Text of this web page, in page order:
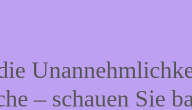
– schauen Sie